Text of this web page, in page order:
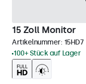
15 Zoll Monitor
Artikelnummer: 15HD7
100+ Stück auf Lager